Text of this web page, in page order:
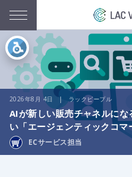
2026年8月 4日 | ラックピープル
AIが新しい販売チャネルにな
い「エージェンティックコマ
ECサービス担当